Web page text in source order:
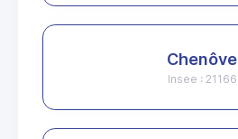
Chenôve
Insee : 21166